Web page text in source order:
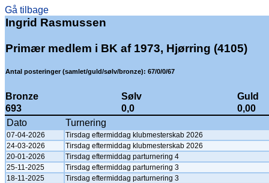
Gå tilbage
Ingrid Rasmussen
Primær medlem i BK af 1973, Hjørring (4105)
Antal posteringer (samlet/guld/sølv/bronze): 67/0/0/67
Bronze Sølv
Guld
693
0,0
0,00
Dato
Turnering
07-04-2026
Tirsdag eftermiddag klubmesterskab 2026
24-03-2026
Tirsdag eftermiddag klubmesterskab 2026
20-01-2026
Tirsdag eftermiddag parturnering 4
25-11-2025
Tirsdag eftermiddag parturnering 3
18-11-2025
Tirsdag eftermiddag parturnering 3